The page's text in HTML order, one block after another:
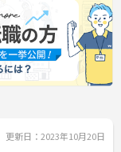
更新日：2023年10月20日